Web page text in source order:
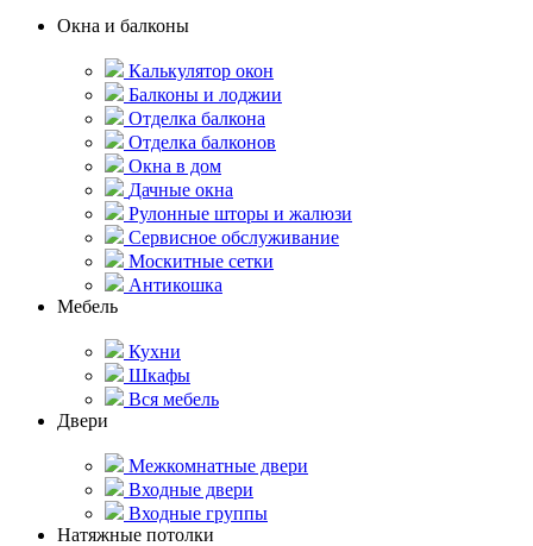
Окна и балконы
Калькулятор окон
Балконы и лоджии
Отделка балкона
Отделка балконов
Окна в дом
Дачные окна
Рулонные шторы и жалюзи
Сервисное обслуживание
Москитные сетки
Антикошка
Мебель
Кухни
Шкафы
Вся мебель
Двери
Межкомнатные двери
Входные двери
Входные группы
Натяжные потолки